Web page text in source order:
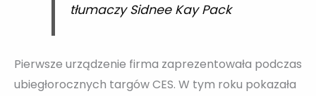
tłumaczy Sidnee Kay Pack
Pierwsze urządzenie firma zaprezentowała podczas
ubiegłorocznych targów CES. W tym roku pokazała